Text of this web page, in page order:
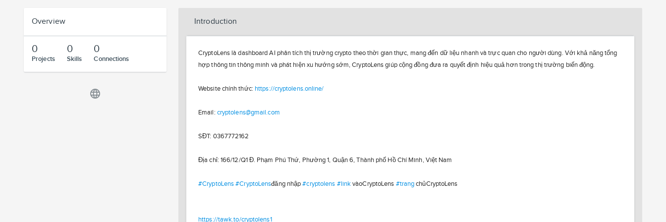
Overview
0
Projects
0
Skills
0
Connections
language
Introduction
CryptoLens là dashboard AI phân tích thị trường crypto theo thời gian thực, mang đến dữ liệu nhanh và trực quan cho người dùng. Với khả năng tổng
hợp thông tin thông minh và phát hiện xu hướng sớm, CryptoLens giúp cộng đồng đưa ra quyết định hiệu quả hơn trong thị trường biến động.
Website chính thức: https://cryptolens.online/
Email: cryptolens@gmail.com
SĐT: 0367772162
Địa chỉ: 166/12/Q1 Đ. Phạm Phú Thứ, Phường 1, Quận 6, Thành phố Hồ Chí Minh, Việt Nam
#CryptoLens #CryptoLensđăng nhập#cryptolens #linkvàoCryptoLens #trangchủCryptoLens
https://tawk.to/cryptolens1